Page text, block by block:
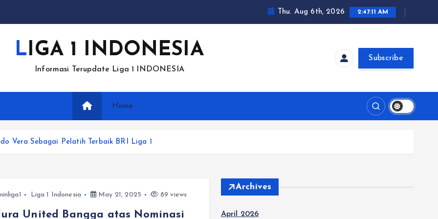
Thu. Aug 6th, 2026 2:47:11 AM
LIGA 1 INDONESIA
Informasi Terupdate Liga 1 INDONESIA
Subscribe
Home
Vera Sebagai Pelatih Terbaik BRI Liga 1
Liga 1 Indonesia May 21, 2025 89 views
United Bangga atas Nominasi
Archives
April 2026